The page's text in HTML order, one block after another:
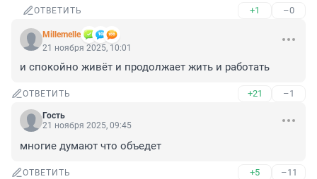
ОТВЕТИТЬ +1 –0
Мillemelle
21 ноября 2025, 10:01
и спокойно живёт и продолжает жить и работать
ОТВЕТИТЬ +21 –1
Гость
21 ноября 2025, 09:45
многие думают что объедет
ОТВЕТИТЬ +5 –11